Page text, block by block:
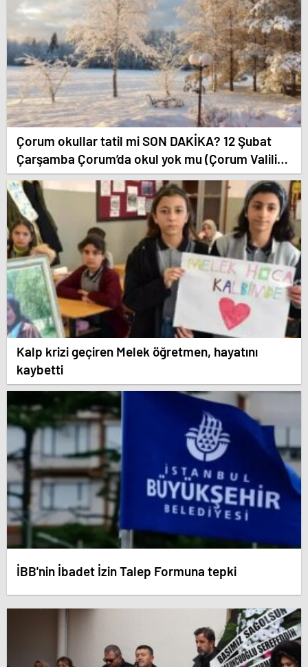
Çorum okullar tatil mi SON DAKİKA? 12 Şubat
Çarşamba Çorum’da okul yok mu (Çorum Valiliği
Açıklaması – KAR TATİLİ)?
Kalp krizi geçiren Melek öğretmen, hayatını
kaybetti
İBB'nin İbadet İzin Talep Formuna tepki